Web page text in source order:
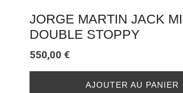
JORGE MARTIN JACK
DOUBLE STOPPY
550,00 €
AJOUTER AU PANIER